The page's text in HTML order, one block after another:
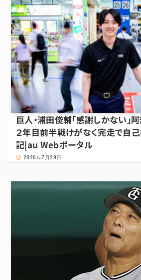
巨人・浦田俊輔「感謝しかない」
２年目前半戦けがなく完走で自己
記|au Webポータル
2026年7月29日